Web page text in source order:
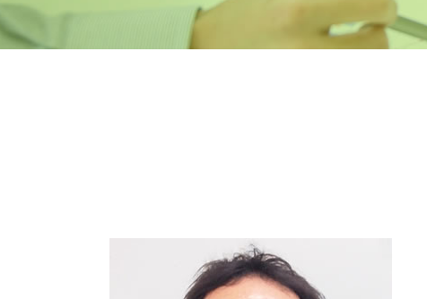
相続税 申告書 書き方
夫婦 相続税
路線価 実勢価格 計算
決算処理 とは
確定申告 流れ
税務相談 税理士
法人税の繰越欠損金
税務調査対策 法人